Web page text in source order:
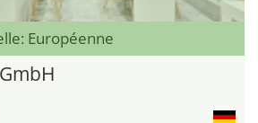
Européenne